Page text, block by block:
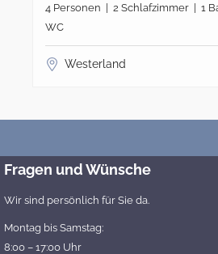
4 Personen | 2 Schlafzimmer | 1
WC
Westerland
Fragen und Wünsche
Wir sind persönlich für Sie da.
Montag bis Samstag:
8:00 – 17:00 Uhr